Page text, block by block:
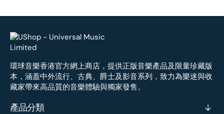
環球音樂香港官方網上商店，提供正版音樂產品及限量珍藏版
本，涵蓋中外流行、古典、爵士及影音系列，致力為樂迷與收
藏家帶來高品質的音樂體驗與獨家發售。
產品分類